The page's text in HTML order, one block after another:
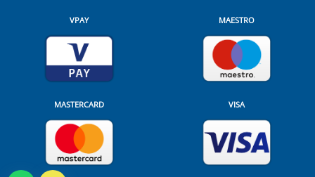
VPAY MAESTRO
MASTERCARD VISA